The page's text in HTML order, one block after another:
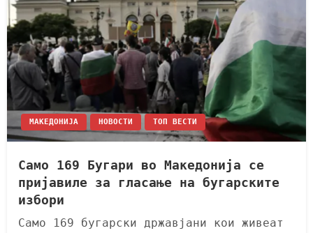
МАКЕДОНИЈА НОВОСТИ ТОП ВЕСТИ
Само 169 Бугари во Македонија се
пријавиле за гласање на бугарските
избори
Само 169 бугарски државјани кои живеат